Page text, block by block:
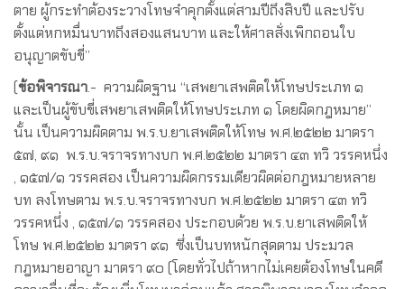
ตาย ผู้กระทําต้องระวางโทษจําคุกตั้งแต่สามปีถึงสิบปี และปรับ
ตั้งแต่หกหมื่นบาทถึงสองแสนบาท และให้ศาลสั่งเพิกถอนใบ
อนุญาตขับขี่”
(ข้อพิจารณา.- ความผิดฐาน “เสพยาเสพติดให้โทษประเภท ๑
และเป็นผู้ขับขี่เสพยาเสพติดให้โทษประเภท ๑ โดยผิดกฎหมาย”
นั้น เป็นความผิดตาม พ.ร.บ.ยาเสพติดให้โทษ พ.ศ.๒๕๒๒ มาตรา
๕๗, ๙๑ พ.ร.บ.จราจรทางบก พ.ศ.๒๕๒๒ มาตรา ๔๓ ทวิ วรรคหนึ่ง
, ๑๕๗/๑ วรรคสอง เป็นความผิดกรรมเดียวผิดต่อกฎหมายหลาย
บท ลงโทษตาม พ.ร.บ.จราจรทางบก พ.ศ.๒๕๒๒ มาตรา ๔๓ ทวิ
วรรคหนึ่ง , ๑๕๗/๑ วรรคสอง ประกอบด้วย พ.ร.บ.ยาเสพติดให้
โทษ พ.ศ.๒๕๒๒ มาตรา ๙๑ ซึ่งเป็นบทหนักสุดตาม ประมวล
กฎหมายอาญา มาตรา ๙๐ (โดยทั่วไปถ้าหากไม่เคยต้องโทษในคดี